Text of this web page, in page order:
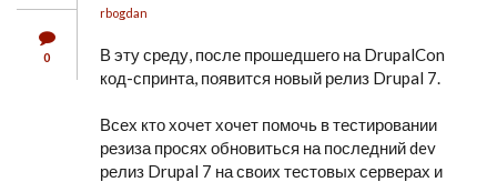
0
rbogdan
В эту среду, после прошедшего на DrupalCon
код-спринта, появится новый релиз Drupal 7.
Всех кто хочет хочет помочь в тестировании
резиза просях обновиться на последний dev
релиз Drupal 7 на своих тестовых серверах и